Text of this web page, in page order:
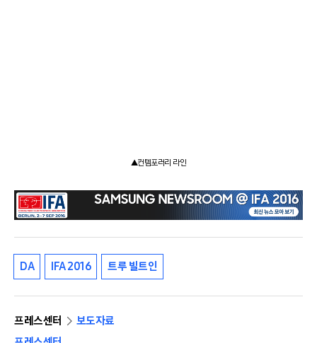
▲컨템포러리 라인
DA IFA 2016 트루 빌트인
프레스센터
보도자료